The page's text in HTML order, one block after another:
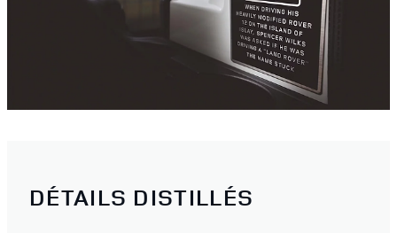
DÉTAILS DISTILLÉS